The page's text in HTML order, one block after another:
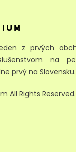
z prvých
na
prvý na Slovensku.
All Rights Reserved.